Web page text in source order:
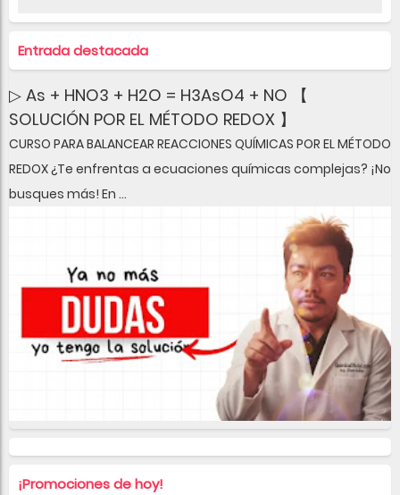
Entrada destacada
▷ As + HNO3 + H2O = H3AsO4 + NO 【
SOLUCIÓN POR EL MÉTODO REDOX 】
CURSO PARA BALANCEAR REACCIONES QUÍMICAS POR EL MÉTODO
REDOX ¿Te enfrentas a ecuaciones químicas complejas? ¡No
busques más! En ...
¡Promociones de hoy!